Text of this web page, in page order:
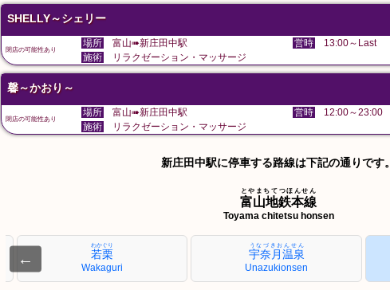
SHELLY～シェリー
閉店の可能性あり
場所 富山➠新庄田中駅 営時 13:00～Last
施術 リラクゼーション・マッサージ
馨～かおり～
閉店の可能性あり
場所 富山➠新庄田中駅 営時 12:00～23:00
施術 リラクゼーション・マッサージ
新庄田中駅に停車する路線は下記の通りです。
富山地鉄本線
とやまちてつほんせん
Toyama chitetsu honsen
← 若栗
わかぐり
Wakaguri
宇奈月温泉
うなづきおんせん
Unazukionsen